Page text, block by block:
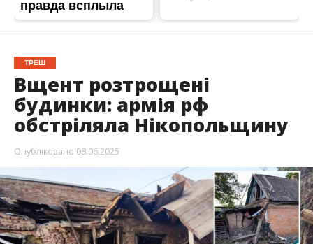
ТРЕШ
Вщент розтрощені
будинки: армія рф
обстріляла Нікопольщину
Опубліковано 08.06.2025